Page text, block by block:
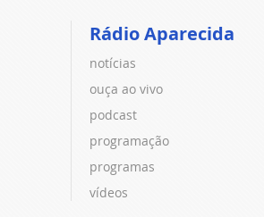
Rádio Aparecida
notícias
ouça ao vivo
podcast
programação
programas
vídeos